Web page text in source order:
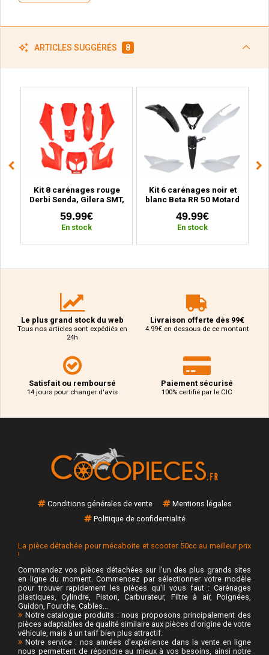
ARTICLES SUGGÉRÉS 8
Kit 8 carénages rouge
Derbi Senda, Gilera SMT,
59.99€
En stock
Kit 6 carénages noir et
blanc Beta RR 50 Motard
49.99€
En stock
Le plus grand stock du web
Tous nos articles sont expédiés en
24h
Livraison offerte dès 99€
4.99€ en dessous de ce montant
Satisfait ou remboursé
14 jours pour changer d'avis
Paiement sécurisé
100% certifié par le CIC
Conditions générales de vente
Mentions légales
Politique de confidentialité
La pièce détachée pour mécaboite et scooter 50cc au meilleur prix
!
Commandez vos pièces détachées sur l'un des plus grands sites
en ligne du moment. Commencez par sélectionner votre modèle
pour trouver rapidement les pièces qu'il vous faut : Carénages
plastiques, Cylindre, Piston, Carburateur, Filtre à air, Poignées,
Guidon, Fourche, Cables...
Notre catalogue produits : nous proposons principalement des
pièces adaptables de qualité similaire aux pièces d'origine de votre
véhicule, mais à un tarif bien plus attractif.
Notre service : nos années d'expérience dans la vente en ligne
nous permettent de répondre au mieux à vos besoins, ainsi notre